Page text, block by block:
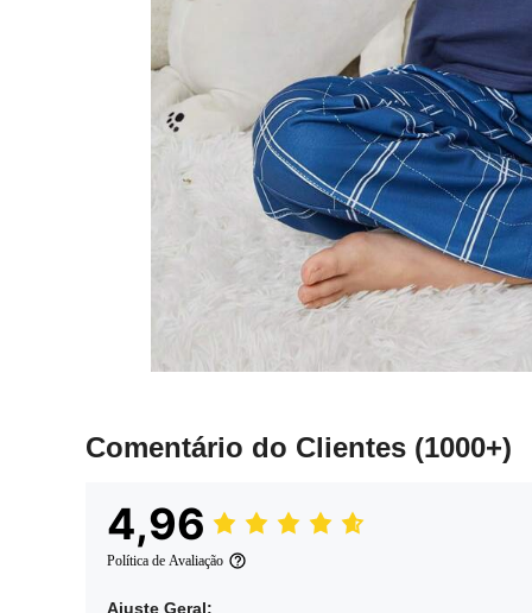
Comentário do Clientes (1000+)
4,96
Política de Avaliação
Ajuste Geral: